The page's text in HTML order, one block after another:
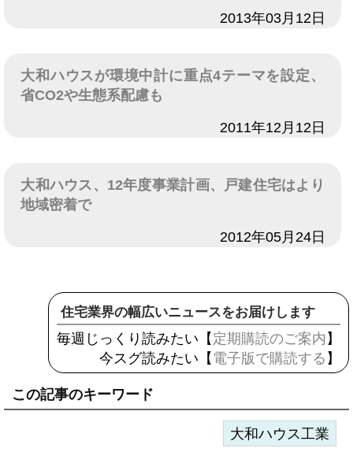
2013年03月12日
大和ハウスが環境中計に重点4テーマを設定、
省CO2や生態系配慮も
2011年12月12日
大和ハウス、12年度事業計画、戸建住宅はより
地域密着で
2012年05月24日
住宅業界の幅広いニュースをお届けします
毎週じっくり読みたい【 定期購読のご案内 】
今スグ読みたい【 電子版で購読する 】
この記事のキーワード
大和ハウス工業